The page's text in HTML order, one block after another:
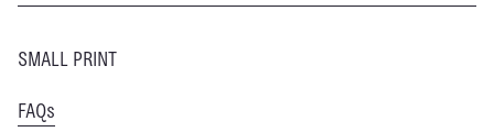
SMALL PRINT
FAQs